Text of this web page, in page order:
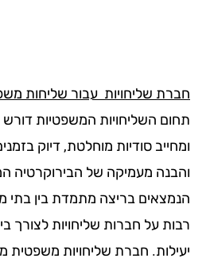
שליחויות עבור שליחות
השליחויות המשפטיות דורש רמת
סודיות מוחלטת, דיוק בזמנים,
מעמיקה של הבירוקרטיה
בריצה מתמדת בין בתי
על חברות שליחויות לצורך
חברת שליחויות משפטית